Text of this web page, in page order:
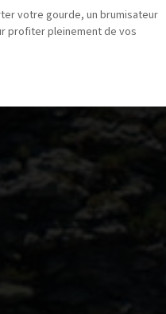
votre gourde, un brumisateur
profiter pleinement de vos